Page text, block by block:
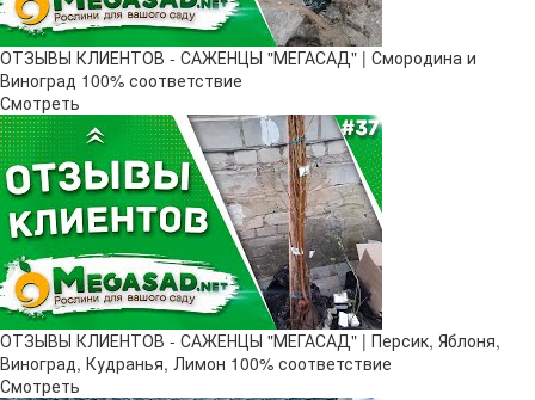
ОТЗЫВЫ КЛИЕНТОВ - САЖЕНЦЫ "МЕГАСАД" | Смородина и
Виноград 100% соответствие
Смотреть
ОТЗЫВЫ КЛИЕНТОВ - САЖЕНЦЫ "МЕГАСАД" | Персик, Яблоня,
Виноград, Кудранья, Лимон 100% соответствие
Смотреть